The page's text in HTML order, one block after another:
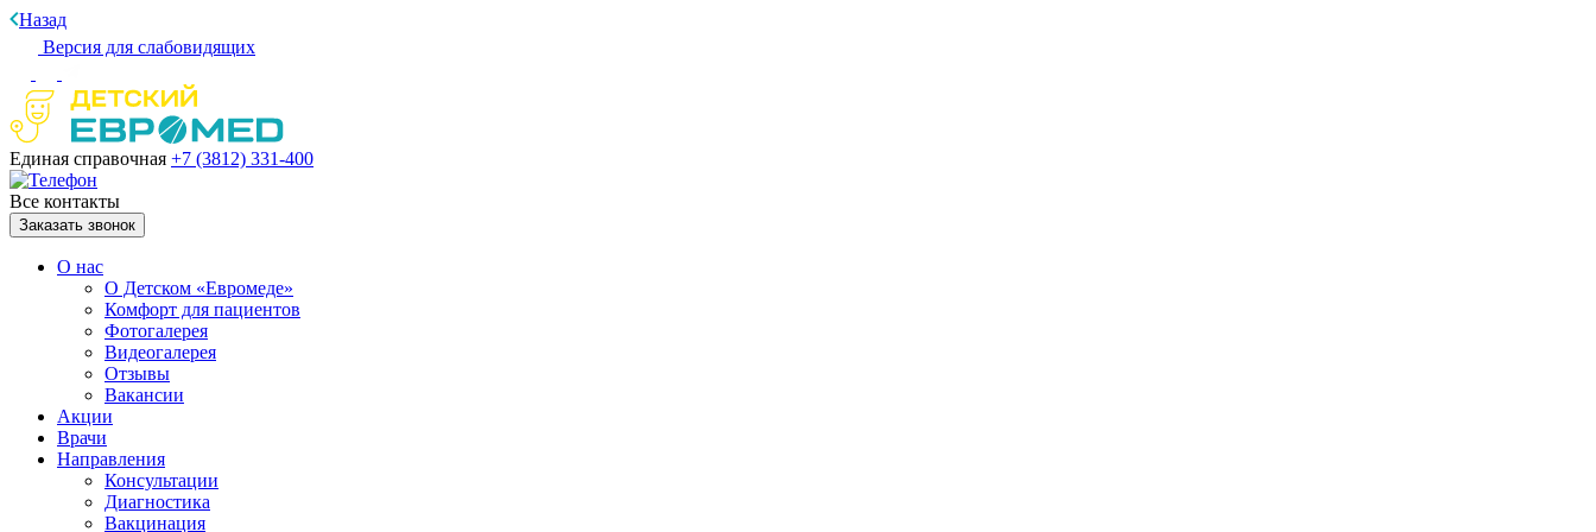
Назад
Версия для слабовидящих
Единая справочная +7 (3812) 331-400
Все контакты
Заказать звонок
О нас
О Детском «Евромеде»
Комфорт для пациентов
Фотогалерея
Видеогалерея
Отзывы
Вакансии
Акции
Врачи
Направления
Консультации
Диагностика
Вакцинация